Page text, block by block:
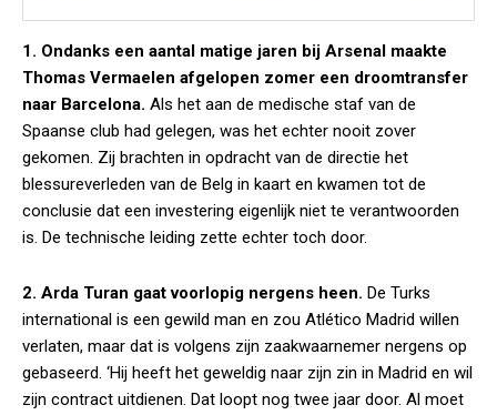
1. Ondanks een aantal matige jaren bij Arsenal maakte
Thomas Vermaelen afgelopen zomer een droomtransfer
naar Barcelona. Als het aan de medische staf van de
Spaanse club had gelegen, was het echter nooit zover
gekomen. Zij brachten in opdracht van de directie het
blessureverleden van de Belg in kaart en kwamen tot de
conclusie dat een investering eigenlijk niet te verantwoorden
is. De technische leiding zette echter toch door.
2. Arda Turan gaat voorlopig nergens heen. De Turks
international is een gewild man en zou Atlético Madrid willen
verlaten, maar dat is volgens zijn zaakwaarnemer nergens op
gebaseerd. ‘Hij heeft het geweldig naar zijn zin in Madrid en wil
zijn contract uitdienen. Dat loopt nog twee jaar door. Al moet